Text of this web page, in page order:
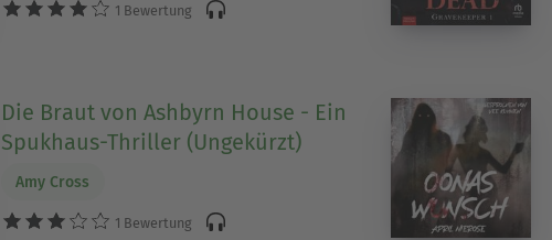
1 Bewertung
Die Braut von Ashbyrn House - Ein
Spukhaus-Thriller (Ungekürzt)
Amy Cross
1 Bewertung